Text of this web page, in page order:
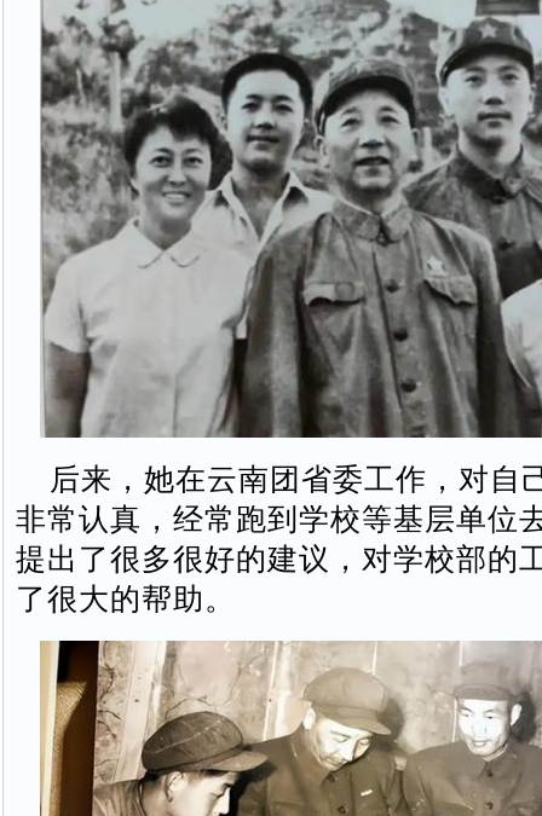
后来，她在云南团省委工作，对自
非常认真，经常跑到学校等基层单位
提出了很多很好的建议，对学校部的
了很大的帮助。